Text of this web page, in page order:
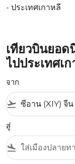
- ประเทศเกาหลี
เที่ยวบินยอด
ไปประเทศเ
จาก
flight_takeoff
สู่
flight_land